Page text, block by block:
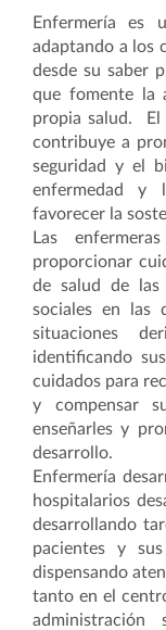
Enfermería es
adaptando a los
desde su saber
que fomente la
propia salud. El
contribuye a
seguridad y el
enfermedad y
favorecer la
Las
proporcionar
de salud de las
sociales en las
situaciones
identificando
cuidados para
y compensar
enseñarles y
desarrollo.
Enfermería
hospitalarios
desarrollando
pacientes y
dispensando
tanto en el
administración